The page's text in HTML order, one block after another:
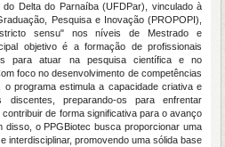
do Delta do Parnaíba (UFDPar), vinculado à
Pesquisa e Inovação (PROPOPI),
sensu" nos níveis de Mestrado e
objetivo é a formação de profissionais
para atuar na pesquisa científica e no
foco no desenvolvimento de competências
o programa estimula a capacidade criativa e
discentes, preparando-os para enfrentar
de forma significativa para o avanço
disso, o PPGBiotec busca proporcionar uma
interdisciplinar, promovendo uma sólida base